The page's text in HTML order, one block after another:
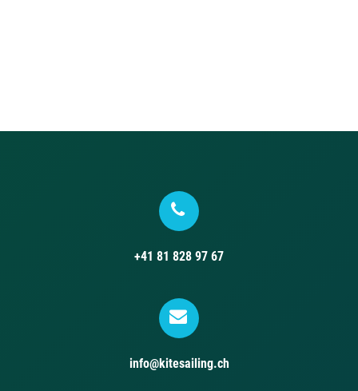
+41 81 828 97 67
info@kitesailing.ch